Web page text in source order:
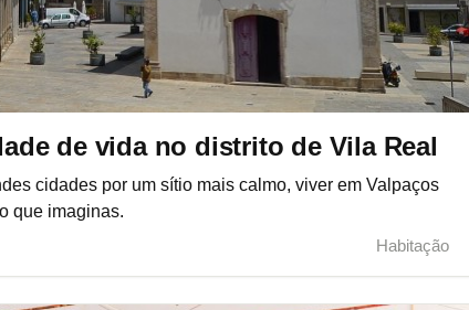
de vida no distrito de Vila Real
cidades por um sítio mais calmo, viver em Valpaços
que imaginas.
Habitação